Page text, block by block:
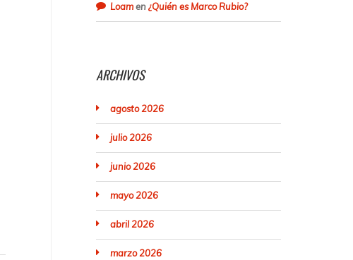
Loamen¿Quién es Marco Rubio?
ARCHIVOS
agosto 2026
julio 2026
junio 2026
mayo 2026
abril 2026
marzo 2026